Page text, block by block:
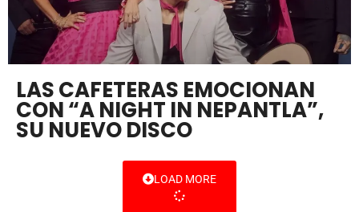
LAS CAFETERAS EMOCIONAN
CON “A NIGHT IN NEPANTLA”,
SU NUEVO DISCO
LOAD MORE